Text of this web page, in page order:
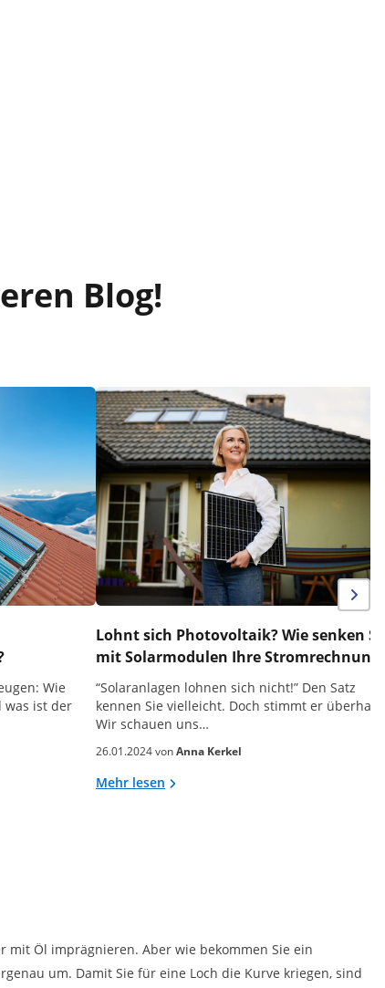
Blog!
Wie
was ist der
Lohnt sich Photovoltaik? Wie senken
mit Solarmodulen Ihre
“Solaranlagen lohnen sich nicht!” Den Satz
kennen Sie vielleicht. Doch stimmt er
Wir schauen uns…
26.01.2024 vonAnna Kerkel
Mehr lesen
mit Öl imprägnieren. Aber wie bekommen Sie ein
um. Damit Sie für eine Loch die Kurve kriegen, sind